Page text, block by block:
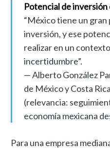
Potencial de
“México tiene un
inversión, y ese
realizar en un
incertidumbre”.
— Alberto González
de México y Costa
(relevancia:
economía mexicana
Para una empresa